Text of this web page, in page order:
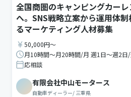
全国商圏のキャンピングカー
へ。SNS戦略立案から運用体
るマーケティング人材募集
50,000円〜
月10時間〜月20時間/月 週1日〜週2日
応相談
有限会社中山モータース
自動車ディーラー/ 三重県